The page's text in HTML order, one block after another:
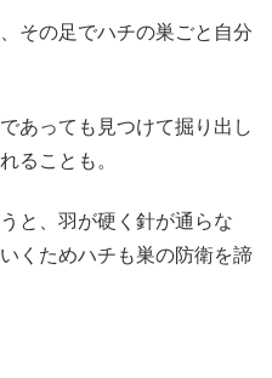
その足でハチの巣ごと自分
あっても見つけて掘り出し
ることも。
と、羽が硬く針が通らな
くためハチも巣の防衛を諦